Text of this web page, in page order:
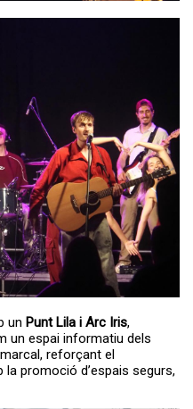
un Punt Lila i Arc Iris,
un espai informatiu dels
reforçant el
promoció d’espais segurs,